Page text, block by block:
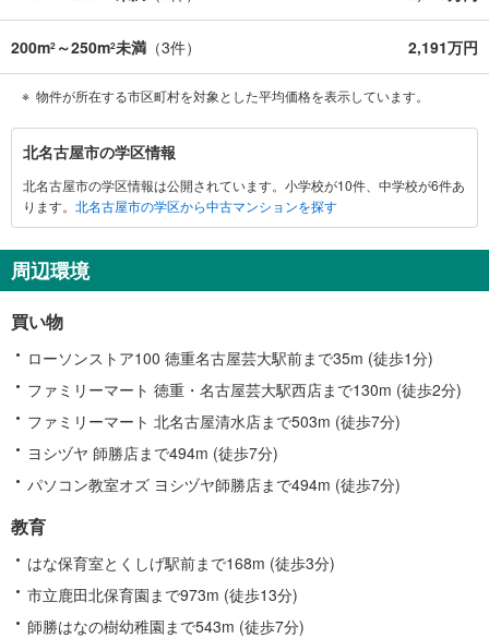
200m2 ～250m2未満 （3件） 2,191万円
物件が所在する市区町村を対象とした平均価格を表示しています。
北
名
古
屋
に
関
る
情
報
北名古屋市の学区情報
北名古屋市の学区情報は公開されています。小学校が10件、中学校が6件あ
ります。 北名古屋市の学区から中古マンションを探す
周辺環境
買い物
ローソンストア100 徳重名古屋芸大駅前まで35m (徒歩1分)
ファミリーマート 徳重・名古屋芸大駅西店まで130m (徒歩2分)
ファミリーマート 北名古屋清水店まで503m (徒歩7分)
ヨシヅヤ 師勝店まで494m (徒歩7分)
パソコン教室オズ ヨシヅヤ師勝店まで494m (徒歩7分)
教育
はな保育室とくしげ駅前まで168m (徒歩3分)
市立鹿田北保育園まで973m (徒歩13分)
師勝はなの樹幼稚園まで543m (徒歩7分)